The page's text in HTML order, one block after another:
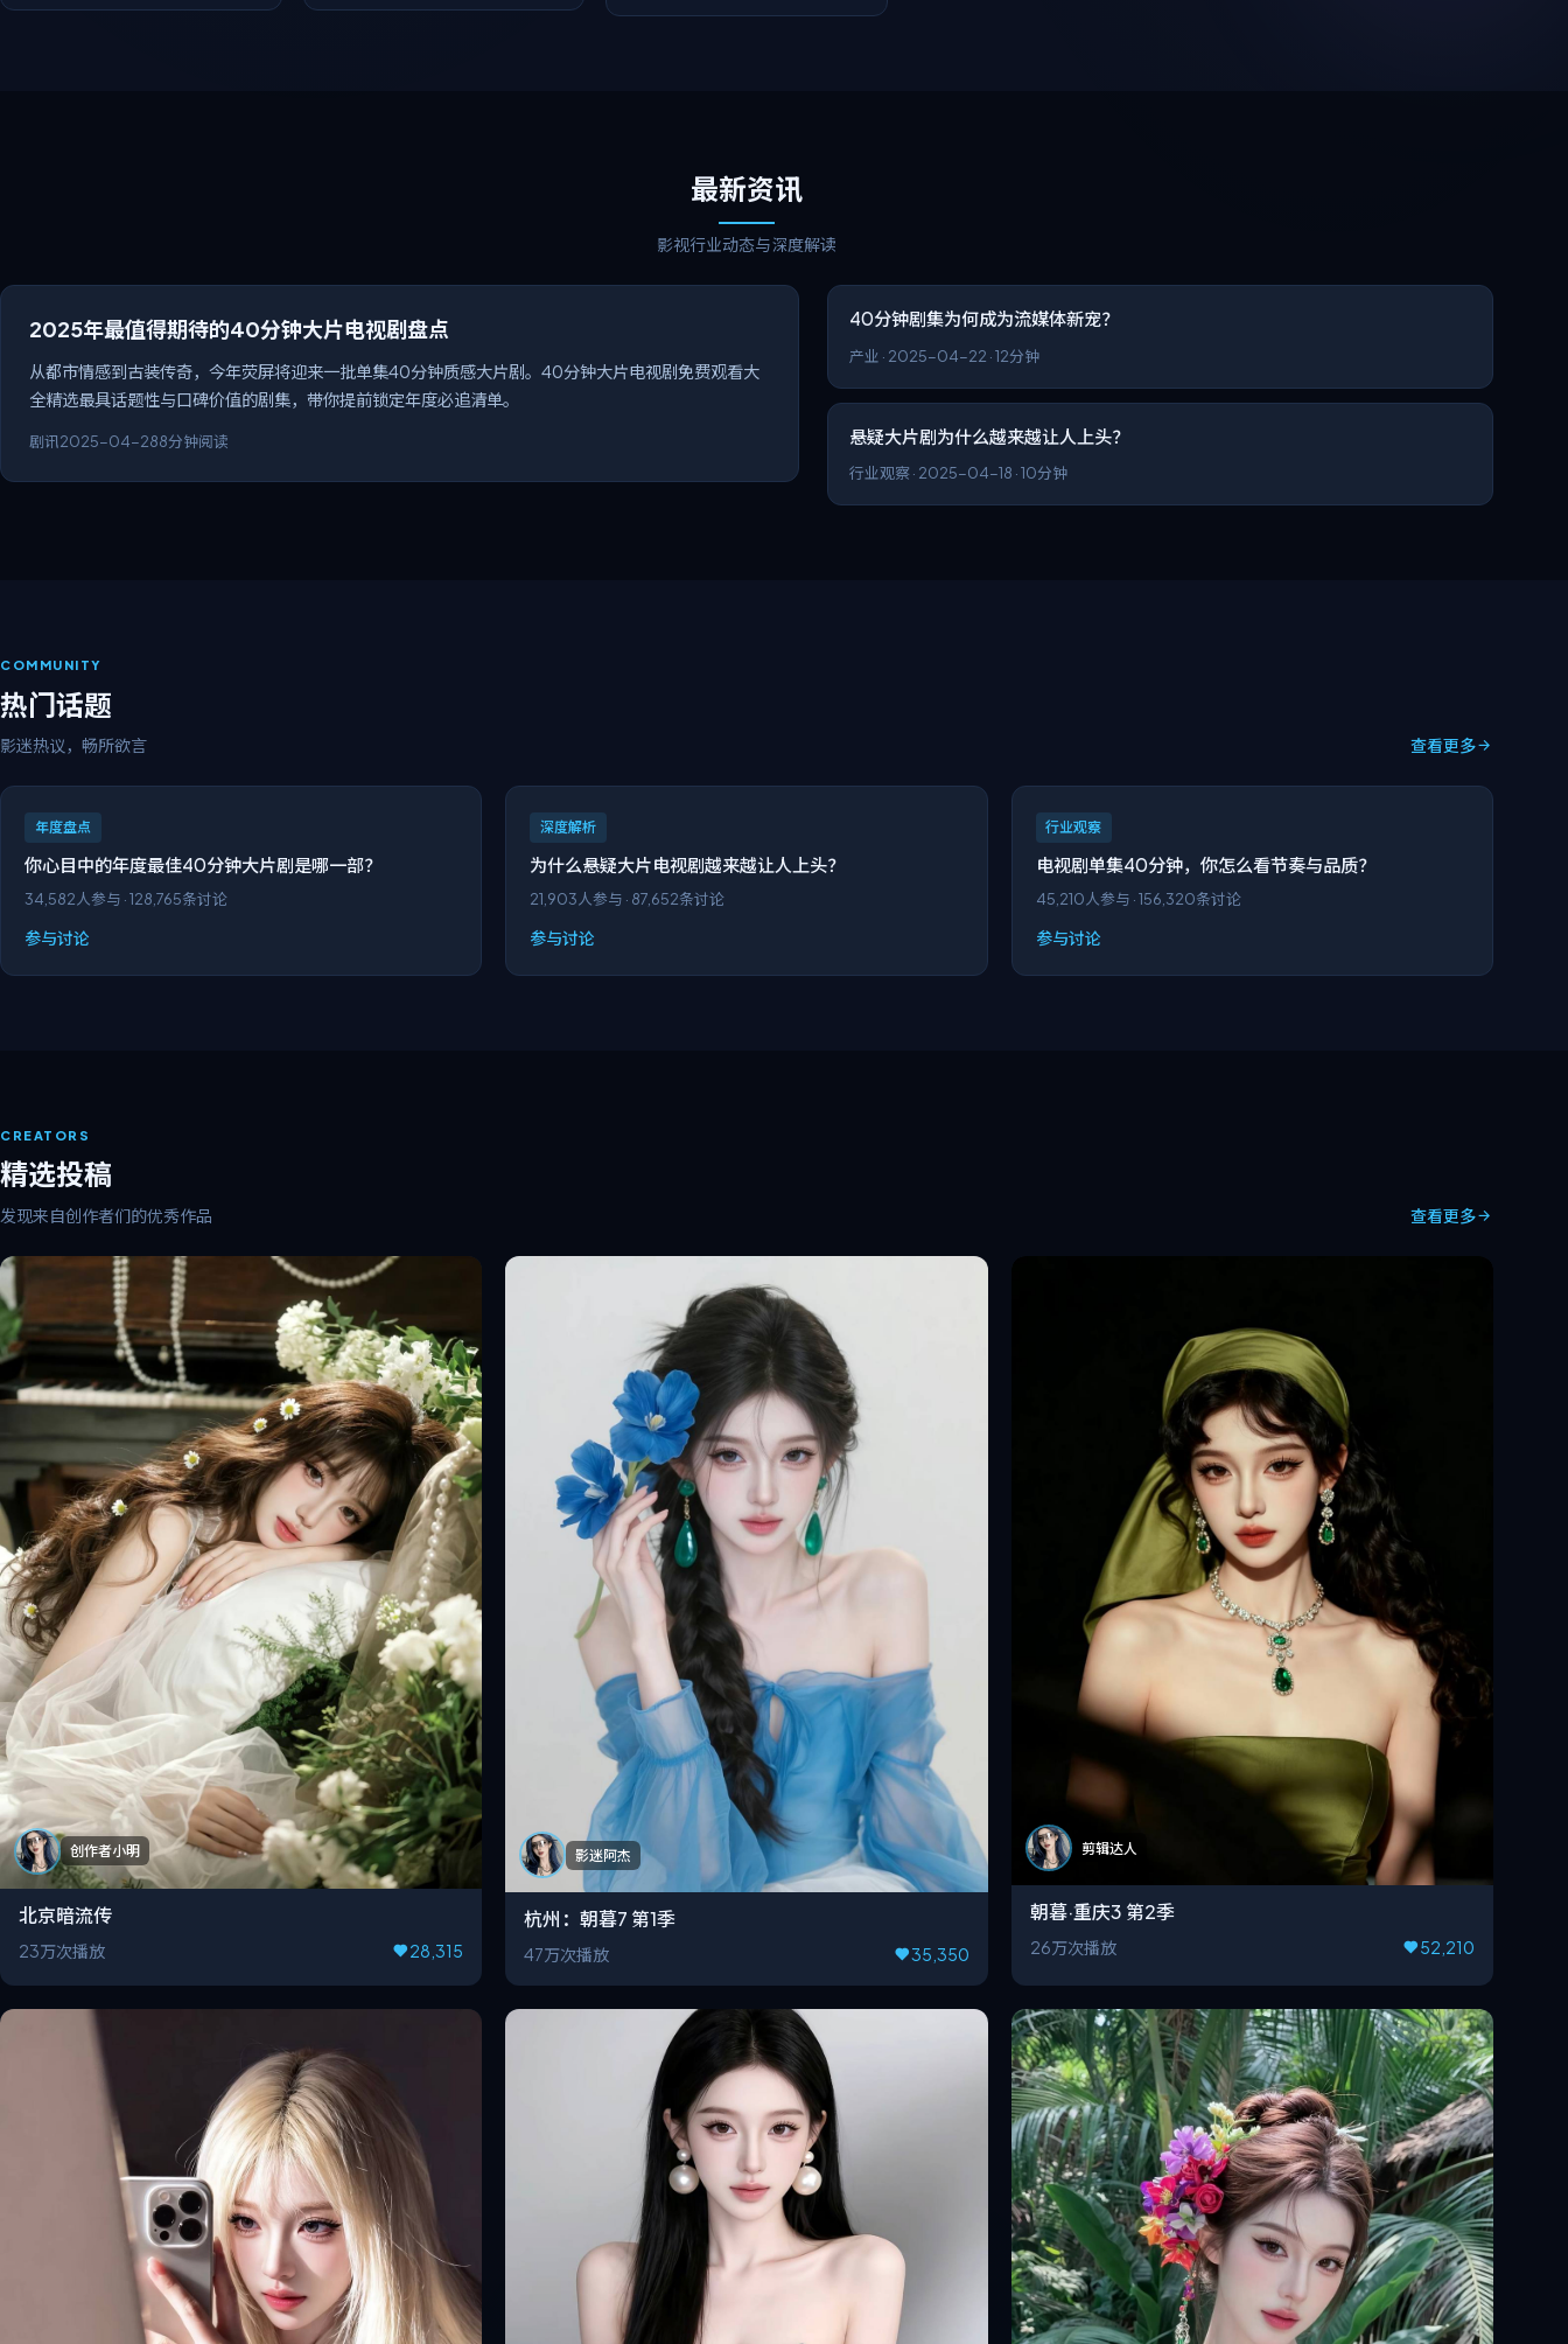
最新资讯
影视行业动态与深度解读
2025年最值得期待的40分钟大片电视剧盘点
从都市情感到古装传奇，今年荧屏将迎来一批单集40分钟质感大片剧。40分钟大片电视剧免费观看大
全精选最具话题性与口碑价值的剧集，带你提前锁定年度必追清单。
剧讯2025-04-288分钟阅读
40分钟剧集为何成为流媒体新宠？
产业 · 2025-04-22 ·12分钟
悬疑大片剧为什么越来越让人上头？
行业观察· 2025-04-18 ·10分钟
COMMUNITY
热门话题
影迷热议，畅所欲言 查看更多
年度盘点
你心目中的年度最佳40分钟大片剧是哪一部？
34,582人参与 ·128,765条讨论
参与讨论
深度解析
为什么悬疑大片电视剧越来越让人上头？
21,903人参与 · 87,652条讨论
参与讨论
行业观察
电视剧单集40分钟，你怎么看节奏与品质？
45,210人参与 ·156,320条讨论
参与讨论
CREATORS
精选投稿
发现来自创作者们的优秀作品 查看更多
创作者小明
北京暗流传
23万次播放 28,315
影迷阿杰
杭州：朝暮7 第1季
47万次播放 35,350
剪辑达人
朝暮·重庆3 第2季
26万次播放 52,210